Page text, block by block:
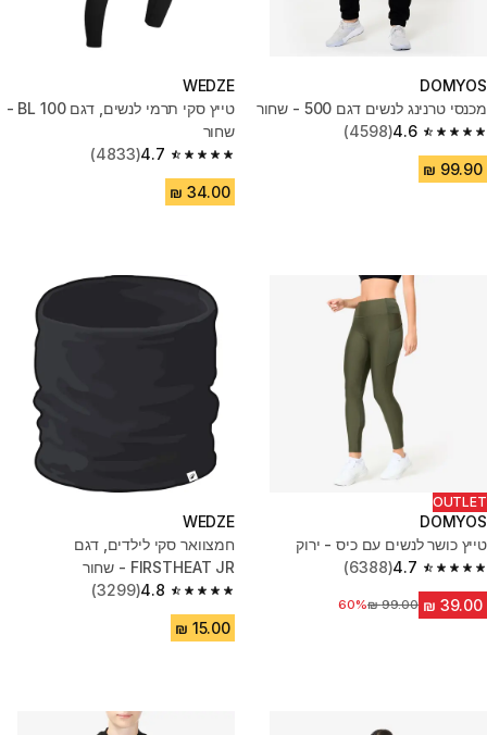
DOMYOS
מכנסי טרנינג לנשים דגם 500 - שחור
4.6
4.6 out of 5 stars from 4598 reviews
(4598)
WEDZE
טייץ סקי תרמי לנשים, דגם BL 100 -
שחור
4.7
4.7 out of 5 stars from 4833 reviews
(4833)
OUTLET
DOMYOS
טייץ כושר לנשים עם כיס - ירוק
4.7
4.7 out of 5 stars from 6388 reviews
(6388)
מחיר לפני הנחה‏99.00 ₪
60%
WEDZE
חמצוואר סקי לילדים, דגם
FIRSTHEAT JR - שחור
4.8
4.8 out of 5 stars from 3299 reviews
(3299)